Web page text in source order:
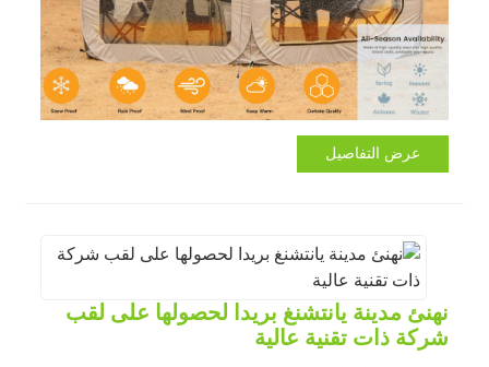
عرض التفاصيل
نهنئ مدينة يانتشنغ بريدا لحصولها على لقب
شركة ذات تقنية عالية